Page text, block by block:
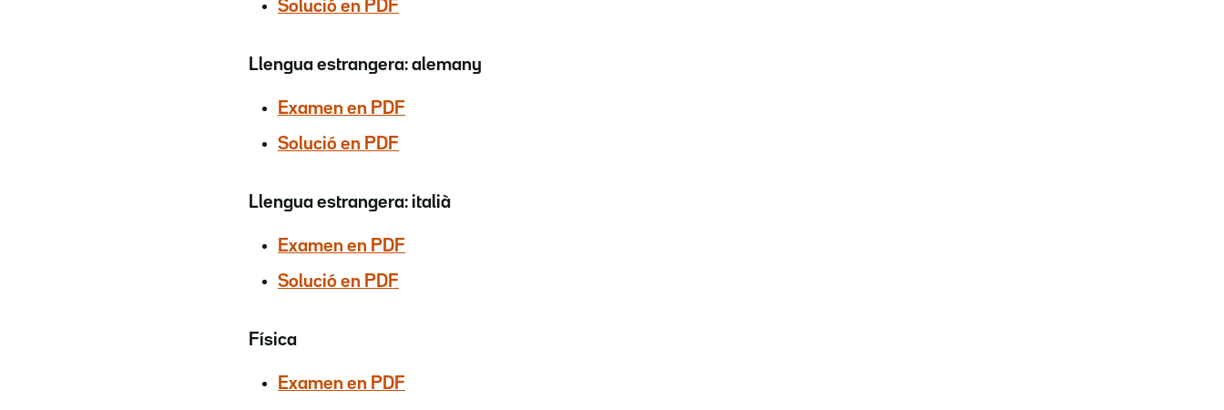
Solució en PDF
Llengua estrangera: alemany
Examen en PDF
Solució en PDF
Llengua estrangera: italià
Examen en PDF
Solució en PDF
Física
Examen en PDF